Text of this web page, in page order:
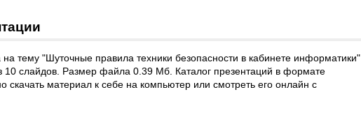
тему "Шуточные правила техники безопасности в кабинете информатики"
10 слайдов. Размер файла 0.39 Мб. Каталог презентаций в формате
скачать материал к себе на компьютер или смотреть его онлайн с